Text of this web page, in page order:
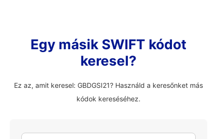
Egy másik SWIFT kódot
keresel?
Ez az, amit keresel: GBDGSI21? Használd a keresőnket más
kódok kereséséhez.